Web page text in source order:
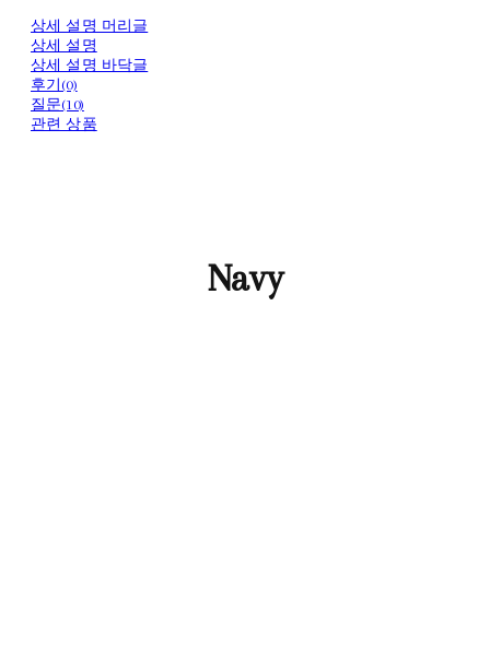
상세 설명 머리글
상세 설명
상세 설명 바닥글
후기(0)
질문(10)
관련 상품
Navy